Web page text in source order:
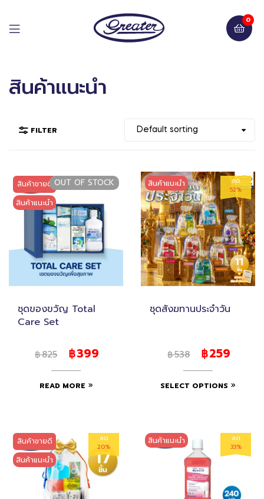
0
สินค้าแนะนำ
FILTER
OUT OF STOCK
สินค้าขายดี
สินค้าแนะนำ
ชุดของขวัญ Total
Care Set
฿825 ฿399
READ MORE
ลด
52%
สินค้าแนะนำ
ชุดสังฆทานประจำวัน
฿538 ฿259
SELECT OPTIONS
ลด
20%
สินค้าขายดี
สินค้าแนะนำ
ลด
33%
สินค้าแนะนำ